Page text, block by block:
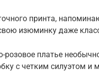
принта,
изюминку даже
платье
с четким силуэтом и